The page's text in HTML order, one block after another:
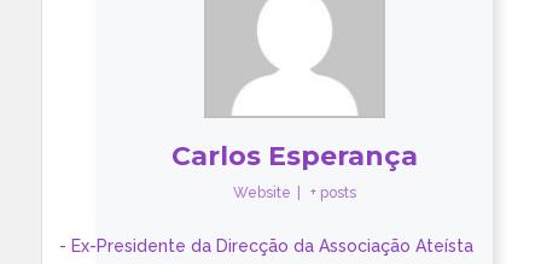
Carlos Esperança
Website + posts
- Ex-Presidente da Direcção da Associação Ateísta